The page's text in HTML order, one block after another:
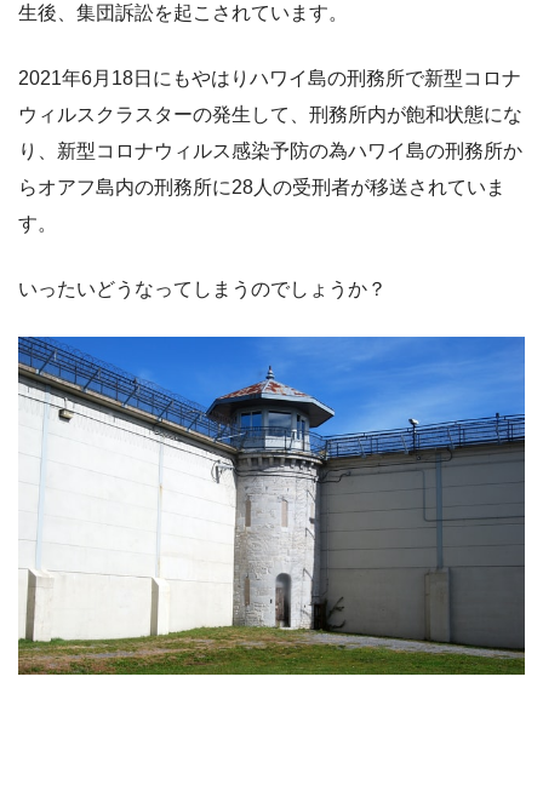
生後、集団訴訟を起こされています。
2021年6月18日にもやはりハワイ島の刑務所で新型コロナ
ウィルスクラスターの発生して、刑務所内が飽和状態にな
り、新型コロナウィルス感染予防の為ハワイ島の刑務所か
らオアフ島内の刑務所に28人の受刑者が移送されていま
す。
いったいどうなってしまうのでしょうか？